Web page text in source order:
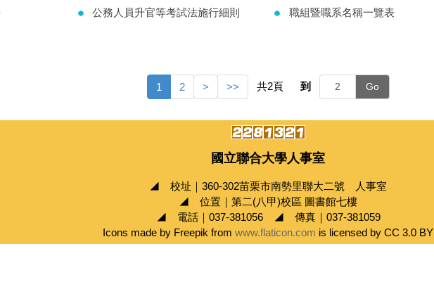
公務人員升官等考試法施行細則 職組暨職系名稱一覽表
1 2 > >> 共2頁 到 Go
國立聯合大學人事室
◢ 校址｜360-302苗栗市南勢里聯大二號 人事室
◢ 位置｜第二(八甲)校區 圖書館七樓
◢ 電話｜037-381056 ◢ 傳真｜037-381059
Icons made by Freepik from www.flaticon.com is licensed by CC 3.0 BY